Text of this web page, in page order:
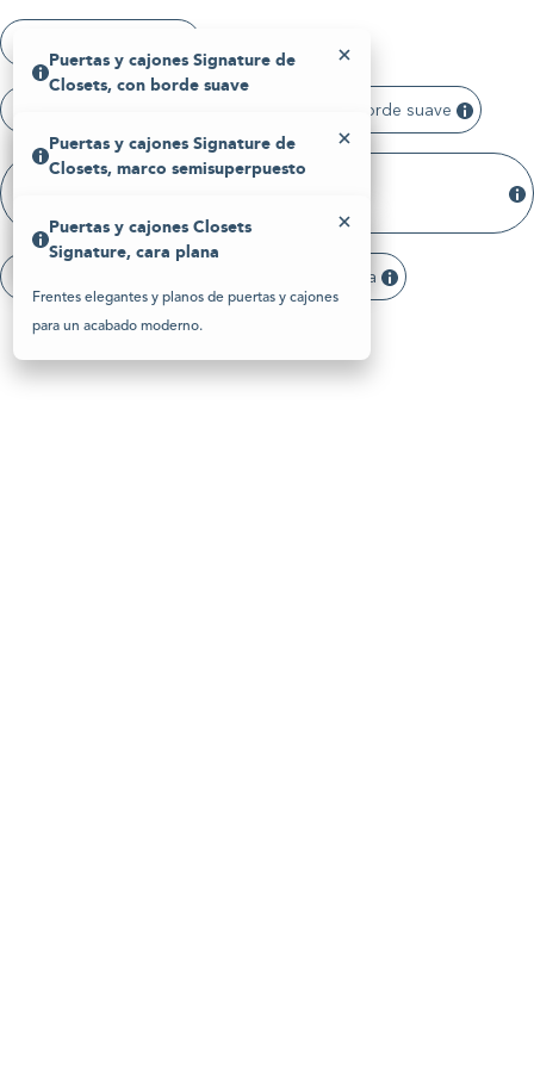
note:
This
website
includes
an
accessibility
system.
Puertas y cajones Signature de Closets, con borde suave
Puertas y cajones Signature de
Closets, con borde suave
Detalles de bordes redondeados y lisos para una
apariencia refinada.
Puertas y cajones Signature de Closets, marco
Puertas y cajones Signature de
Closets, marco semisuperpuesto
Las puertas y los cajones cubren parcialmente el
marco del armario.
Puertas y cajones Closets Signature, cara plana
Puertas y cajones Closets
Signature, cara plana
Frentes elegantes y planos de puertas y cajones
para un acabado moderno.